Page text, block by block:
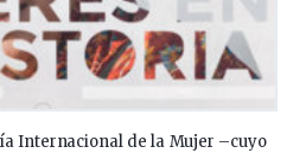
Internacional de la Mujer –cuyo